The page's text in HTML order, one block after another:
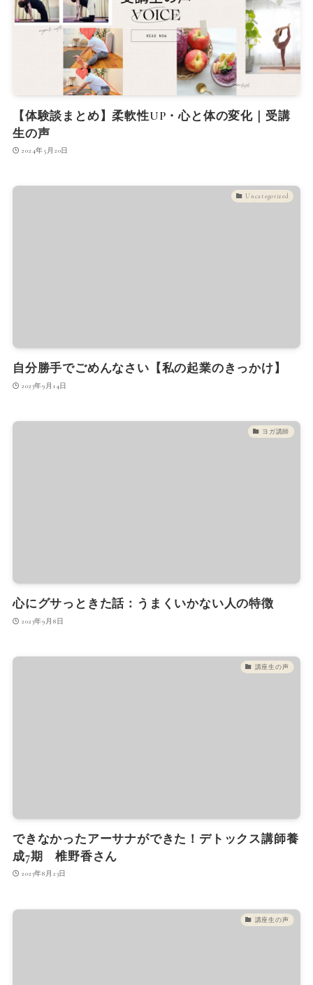
【体験談まとめ】柔軟性UP・心と体の変化｜受講
生の声
2024年5月20日
Uncategorized
自分勝手でごめんなさい【私の起業のきっかけ】
2023年9月14日
ヨガ講師
心にグサっときた話：うまくいかない人の特徴
2023年9月8日
講座生の声
できなかったアーサナができた！デトックス講師養
成7期 椎野香さん
2023年8月23日
講座生の声